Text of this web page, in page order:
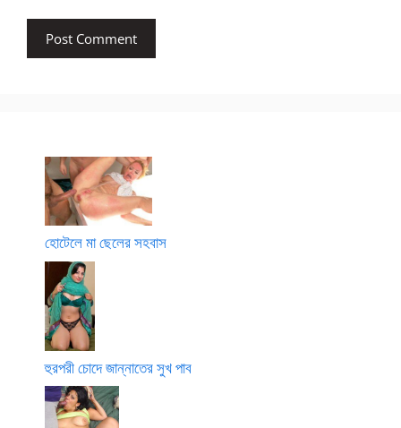
হোটেলে মা ছেলের সহবাস
হুরপরী চোদে জান্নাতের সুখ পাব